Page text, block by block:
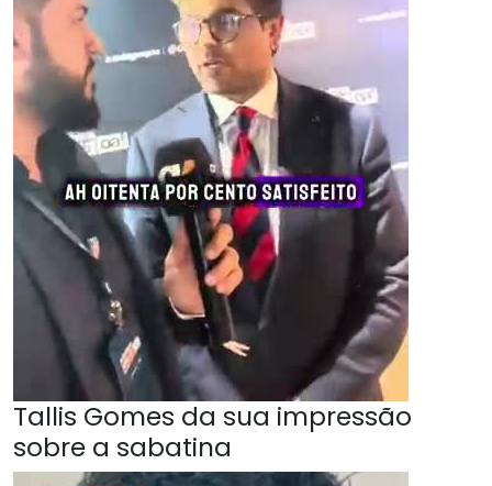
Tallis Gomes da sua impressão
sobre a sabatina